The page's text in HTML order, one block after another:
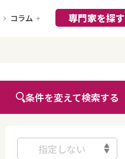
コラム 専門家を探す
条件を変えて検索する
指定しない